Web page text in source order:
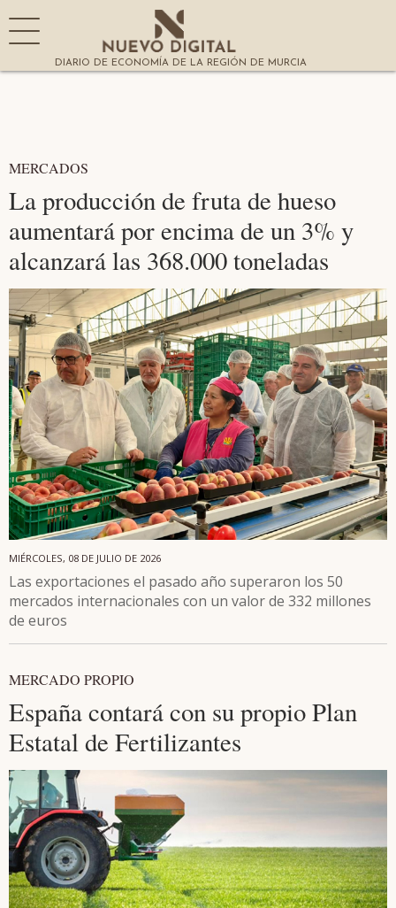
DIARIO DE ECONOMÍA DE LA REGIÓN DE MURCIA
MERCADOS
La producción de fruta de hueso
aumentará por encima de un 3% y
alcanzará las 368.000 toneladas
MIÉRCOLES, 08 DE JULIO DE 2026
Las exportaciones el pasado año superaron los 50
mercados internacionales con un valor de 332 millones
de euros
MERCADO PROPIO
España contará con su propio Plan
Estatal de Fertilizantes